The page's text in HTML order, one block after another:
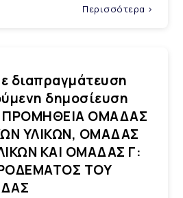
Περισσότερα >
διαπραγμάτευση
δημοσίευση
ΠΡΟΜΗΘΕΙΑ ΟΜΑΔΑΣ
ΥΛΙΚΩΝ, ΟΜΑΔΑΣ
ΚΑΙ ΟΜΑΔΑΣ Γ:
ΤΟΥ